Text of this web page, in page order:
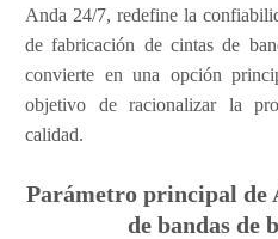
Anda 24/7, redefine la
de fabricación de cintas de
convierte en una opción
objetivo de racionalizar la
calidad.
Parámetro principal de
de bandas de